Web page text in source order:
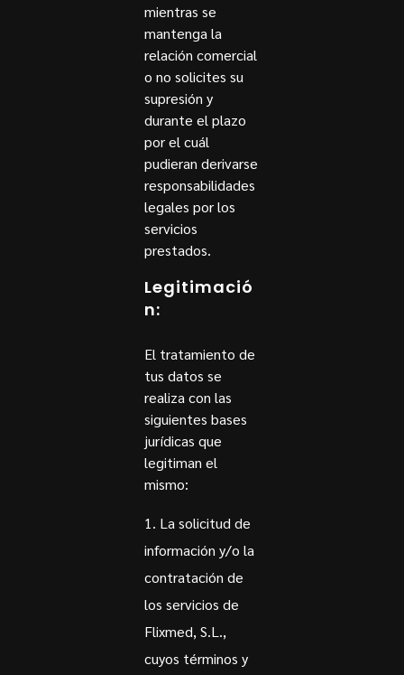
mientras se
mantenga la
relación comercial
o no solicites su
supresión y
durante el plazo
por el cuál
pudieran derivarse
responsabilidades
legales por los
servicios
prestados.
Legitimació
n:
El tratamiento de
tus datos se
realiza con las
siguientes bases
jurídicas que
legitiman el
mismo:
La solicitud de
información y/o la
contratación de
los servicios de
Flixmed, S.L.,
cuyos términos y